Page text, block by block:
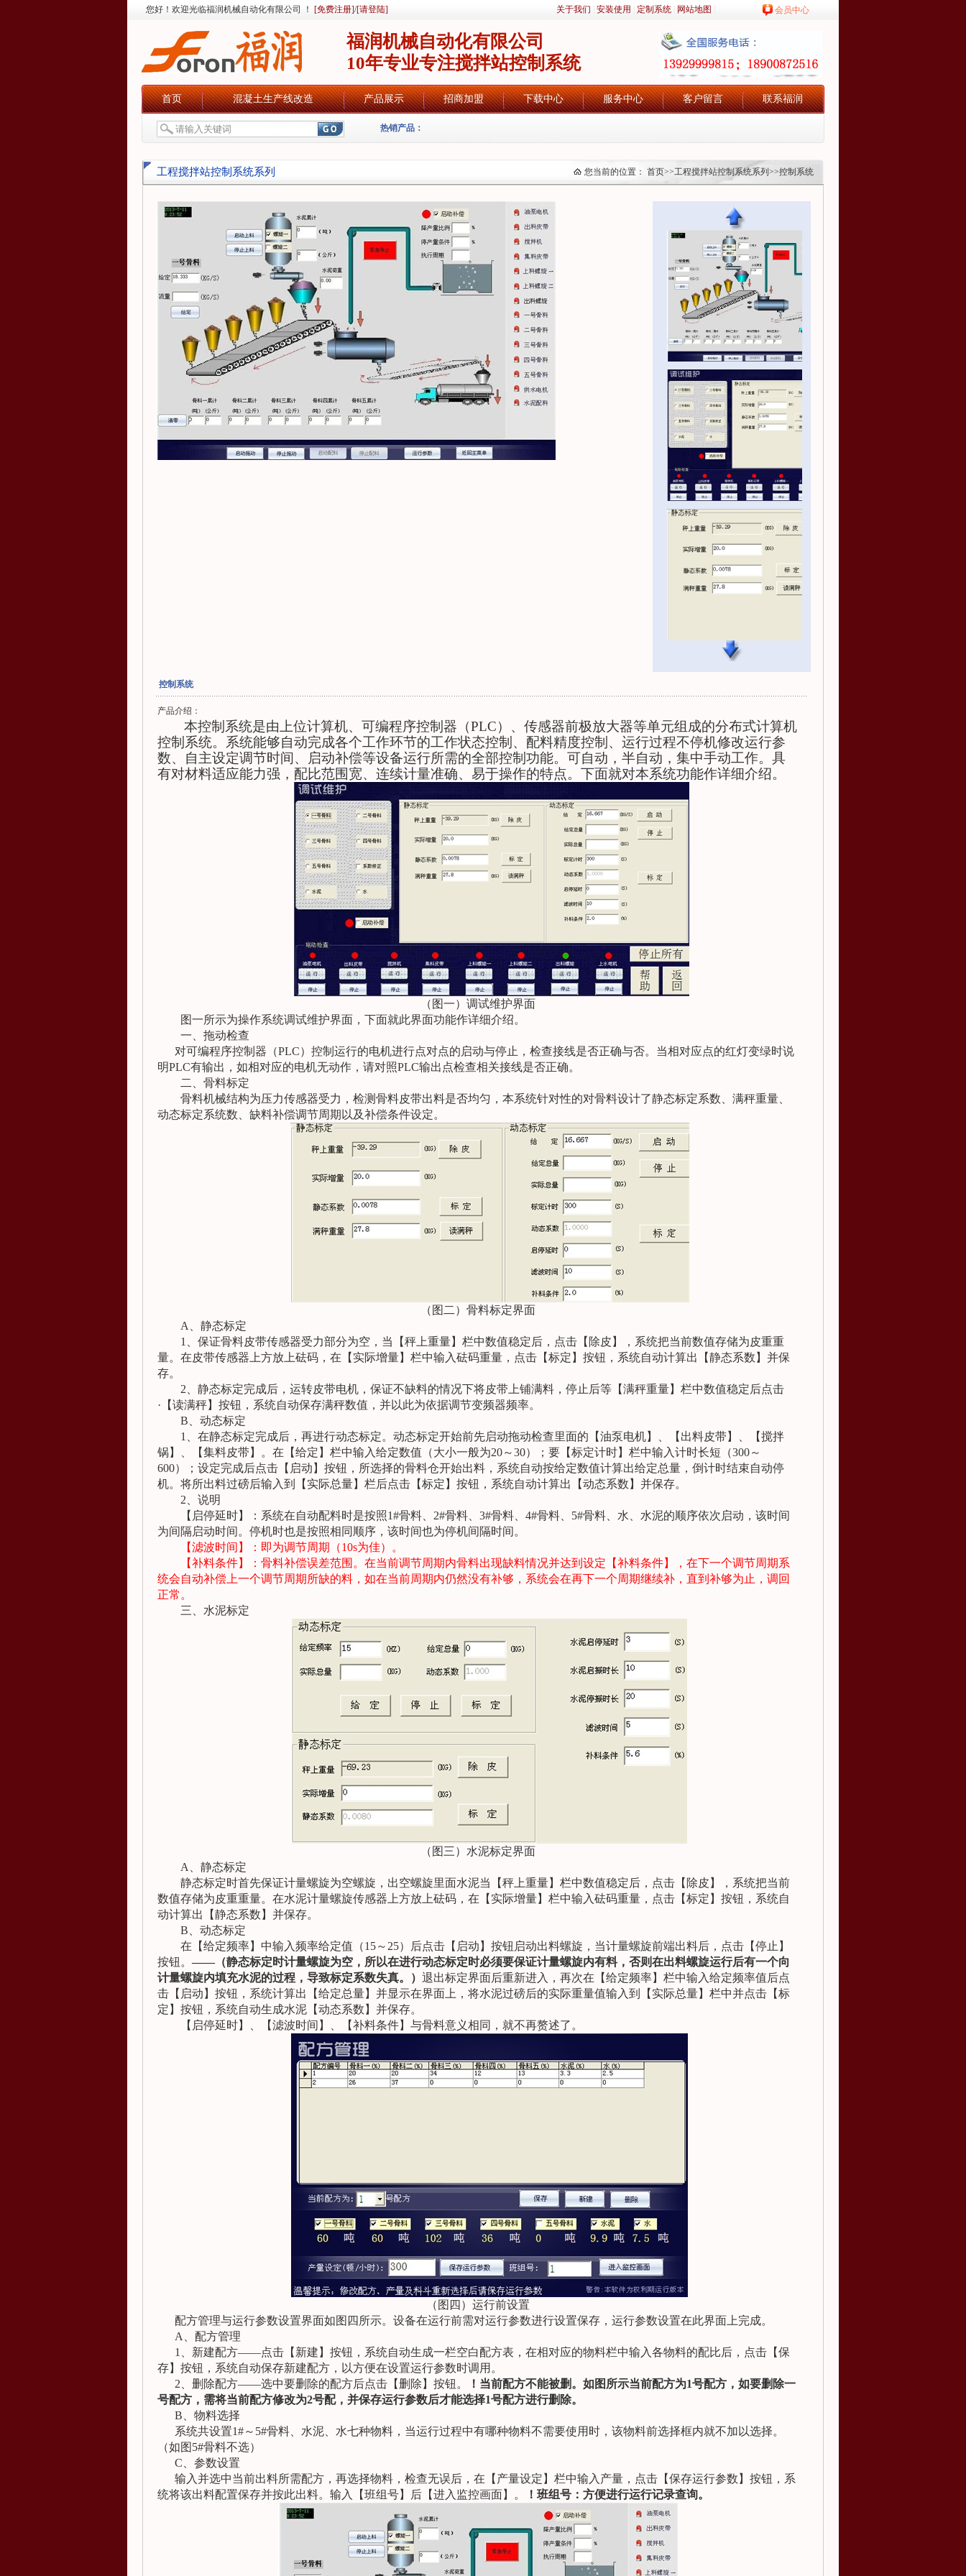
您好！欢迎光临福润机械自动化有限公司 ！ [免费注册]/[请登陆] 关于我们 安装使用 定制系统 网站地图 会员中心
福润机械自动化有限公司
10年专业专注搅拌站控制系统
首页 混凝土生产线改造 产品展示 招商加盟 下载中心 服务中心 客户留言 联系福润
热销产品：
工程搅拌站控制系统系列 您当前的位置： 首页>>工程搅拌站控制系统系列 >>控制系统
控制系统
产品介绍：
本控制系统是由上位计算机、可编程序控制器（PLC）、传感器前极放大器等单元组成的分布式计算机
控制系统。系统能够自动完成各个工作环节的工作状态控制、配料精度控制、运行过程不停机修改运行参
数、自主设定调节时间、启动补偿等设备运行所需的全部控制功能。可自动，半自动，集中手动工作。具
有对材料适应能力强，配比范围宽、连续计量准确、易于操作的特点。下面就对本系统功能作详细介绍。
（图一）调试维护界面
图一所示为操作系统调试维护界面，下面就此界面功能作详细介绍。
一、拖动检查
对可编程序控制器（PLC）控制运行的电机进行点对点的启动与停止，检查接线是否正确与否。当相对应点的红灯变绿时说
明PLC有输出，如相对应的电机无动作，请对照PLC输出点检查相关接线是否正确。
二、骨料标定
骨料机械结构为压力传感器受力，检测骨料皮带出料是否均匀，本系统针对性的对骨料设计了静态标定系数、满秤重量、
动态标定系统数、缺料补偿调节周期以及补偿条件设定。
（图二）骨料标定界面
A
、静态标定
1
、保证骨料皮带传感器受力部分为空，当【秤上重量】栏中数值稳定后，点击【除皮】，系统把当前数值存储为皮重重
量。在皮带传感器上方放上砝码，在【实际增量】栏中输入砝码重量，点击【标定】按钮，系统自动计算出【静态系数】并保
存。
2 、静态标定完成后，运转皮带电机，保证不缺料的情况下将皮带上铺满料，停止后等【满秤重量】栏中数值稳定后点击
·【读满秤】按钮，系统自动保存满秤数值，并以此为依据调节变频器频率。
B 、动态标定
1
、在静态标定完成后，再进行动态标定。动态标定开始前先启动拖动检查里面的【油泵电机】、【出料皮带】、【搅拌
锅】、【集料皮带】。在【给定】栏中输入给定数值（大小一般为20～30）；要【标定计时】栏中输入计时长短（300～
600）；设定完成后点击【启动】按钮，所选择的骨料仓开始出料，系统自动按给定数值计算出给定总量，倒计时结束自动停
机。将所出料过磅后输入到【实际总量】栏后点击【标定】按钮，系统自动计算出【动态系数】并保存。
2 、说明
【启停延时】：系统在自动配料时是按照1#骨料、 2#骨料、 3#骨料、 4#骨料、 5#骨料、水、水泥的顺序依次启动，该时间
为间隔启动时间。停机时也是按照相同顺序，该时间也为停机间隔时间。
【滤波时间】：即为调节周期（10s为佳）。
【补料条件】：骨料补偿误差范围。在当前调节周期内骨料出现缺料情况并达到设定【补料条件】，在下一个调节周期系
统会自动补偿上一个调节周期所缺的料，如在当前周期内仍然没有补够，系统会在再下一个周期继续补，直到补够为止，调回
正常。
三、水泥标定
（图三）水泥标定界面
A
、静态标定
静态标定时首先保证计量螺旋为空螺旋，出空螺旋里面水泥当【秤上重量】栏中数值稳定后，点击【除皮】，系统把当前
数值存储为皮重重量。在水泥计量螺旋传感器上方放上砝码，在【实际增量】栏中输入砝码重量，点击【标定】按钮，系统自
动计算出【静态系数】并保存。
B 、动态标定
在【给定频率】中输入频率给定值（15～ 25）后点击【启动】按钮启动出料螺旋，当计量螺旋前端出料后，点击【停止】
按钮。 ——（静态标定时计量螺旋为空，所以在进行动态标定时必须要保证计量螺旋内有料，否则在出料螺旋运行后有一个向
计量螺旋内填充水泥的过程，导致标定系数失真。） 退出标定界面后重新进入，再次在【给定频率】栏中输入给定频率值后点
击【启动】按钮，系统计算出【给定总量】并显示在界面上，将水泥过磅后的实际重量值输入到【实际总量】栏中并点击【标
定】按钮，系统自动生成水泥【动态系数】并保存。
【启停延时】、【滤波时间】、【补料条件】与骨料意义相同，就不再赘述了。
（图四）运行前设置
配方管理与运行参数设置界面如图四所示。设备在运行前需对运行参数进行设置保存，运行参数设置在此界面上完成。
A
、配方管理
1
、新建配方——点击【新建】按钮，系统自动生成一栏空白配方表，在相对应的物料栏中输入各物料的配比后，点击【保
存】按钮，系统自动保存新建配方，以方便在设置运行参数时调用。
2 、删除配方——选中要删除的配方后点击【删除】按钮。 ！当前配方不能被删。如图所示当前配方为1号配方，如要删除一
号配方，需将当前配方修改为2号配，并保存运行参数后才能选择1号配方进行删除。
B 、物料选择
系统共设置1#～ 5#骨料、水泥、水七种物料，当运行过程中有哪种物料不需要使用时，该物料前选择框内就不加以选择。
（如图 5#骨料不选）
C 、参数设置
输入并选中当前出料所需配方，再选择物料，检查无误后，在【产量设定】栏中输入产量，点击【保存运行参数】按钮，系
统将该出料配置保存并按此出料。输入【班组号】后【进入监控画面】。
！班组号：方便进行运行记录查询。